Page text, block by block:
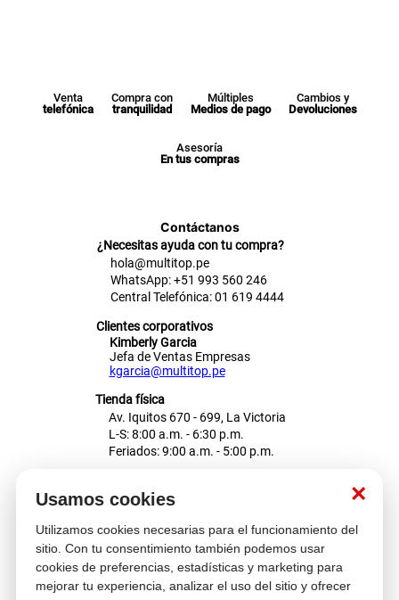
×
Usamos cookies
Utilizamos cookies necesarias para el funcionamiento del
sitio. Con tu consentimiento también podemos usar
cookies de preferencias, estadísticas y marketing para
mejorar tu experiencia, analizar el uso del sitio y ofrecer
Venta
telefónica
Compra con
tranquilidad
Múltiples
Medios de pago
Cambios y
Devoluciones
Asesoría
En tus compras
Contáctanos
¿Necesitas ayuda con tu compra?
hola@multitop.pe
WhatsApp: +51 993 560 246
Central Telefónica: 01 619 4444
Clientes corporativos
Kimberly Garcia
Jefa de Ventas Empresas
kgarcia@multitop.pe
Tienda física
Av. Iquitos 670 - 699, La Victoria
L-S: 8:00 a.m. - 6:30 p.m.
Feriados: 9:00 a.m. - 5:00 p.m.
Atención al cliente